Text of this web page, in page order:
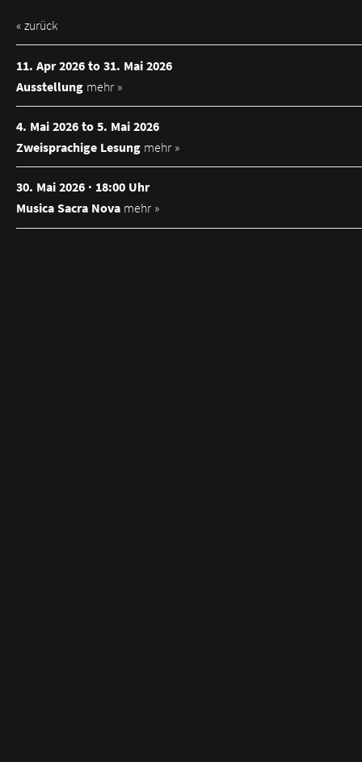
« zurück
11. Apr 2026 to 31. Mai 2026
Ausstellung mehr »
4. Mai 2026 to 5. Mai 2026
Zweisprachige Lesung mehr »
30. Mai 2026 · 18:00 Uhr
Musica Sacra Nova mehr »